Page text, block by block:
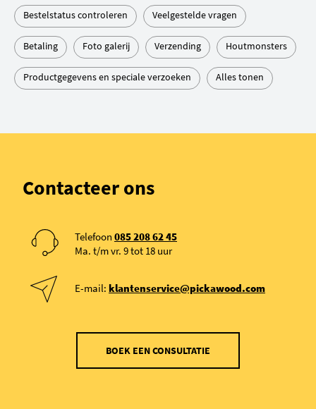
Bestelstatus controleren Veelgestelde vragen
Betaling Foto galerij Verzending Houtmonsters
Productgegevens en speciale verzoeken Alles tonen
Contacteer ons
Telefoon 085 208 62 45
Ma. t/m vr. 9 tot 18 uur
E-mail: klantenservice@pickawood.com
BOEK EEN CONSULTATIE